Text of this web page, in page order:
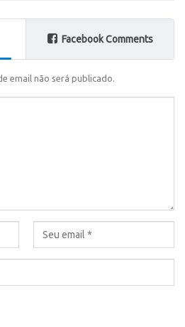
Facebook Comments
email não será publicado.